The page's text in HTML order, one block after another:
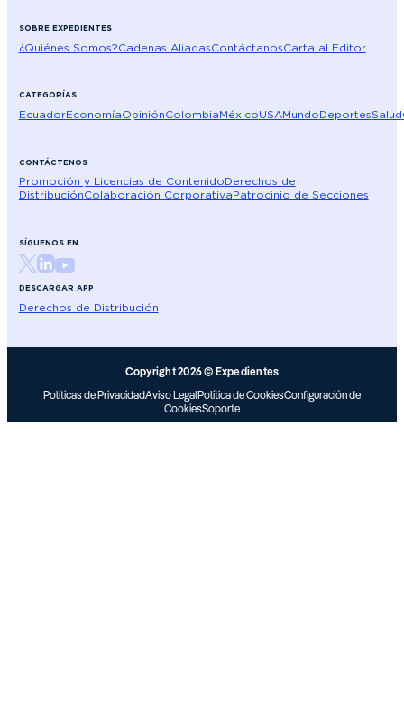
SOBRE EXPEDIENTES
¿Quiénes Somos?Cadenas AliadasContáctanosCarta al Editor
CATEGORÍAS
EcuadorEconomíaOpiniónColombiaMéxicoUSAMundoDeportesSalud
CONTÁCTENOS
Promoción y Licencias de ContenidoDerechos de
DistribuciónColaboración CorporativaPatrocinio de Secciones
SÍGUENOS EN
DESCARGAR APP
Derechos de Distribución
Copyright 2026 © Expedientes
Políticas de PrivacidadAviso LegalPolítica de CookiesConfiguración de
CookiesSoporte